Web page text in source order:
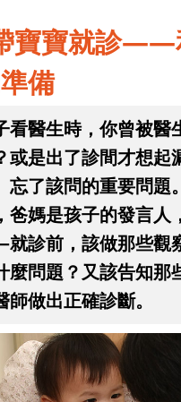
寶寶就診——
備
看醫生時，你曾被醫
或是出了診間才想起
忘了該問的重要問題
爸媽是孩子的發言人
診前，該做那些觀
麼問題？又該告知那
師做出正確診斷。